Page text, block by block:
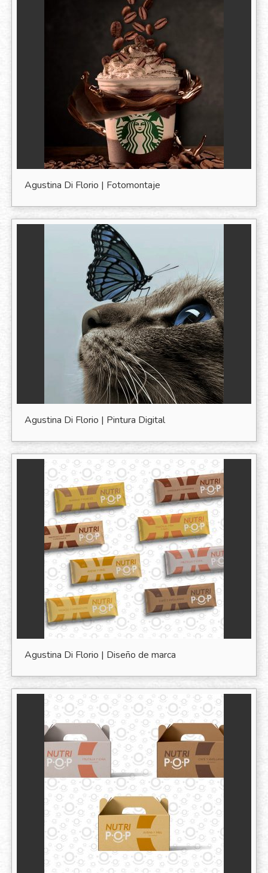
Agustina Di Florio | Fotomontaje
Agustina Di Florio | Pintura Digital
Agustina Di Florio | Diseño de marca